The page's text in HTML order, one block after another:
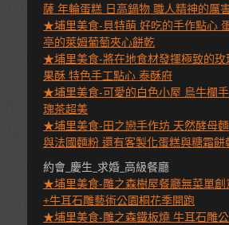
薩 年輪蛋糕 日高鍋物 職人精神的厲
★埔里美食-貝特萌 好吃的手作點心
亭的萊姆葡萄夾心餅乾
★埔里美食-將在地食材發揮極致的玫
果酥 特色手工點心 泰酥府
★埔里美食-可愛的白色小屋 烏牛欄
瑰茶超美
★埔里美食-田之戀手作坊 天然酵母
與法國麵粉 還有客製化蛋糕與糖霜餅
約會_慶生_求婚_高級餐廳
★埔里美食-雕之森樹屋餐廳無菜單創
+牛耳石雕藝術公園桐花季開跑
★埔里美食-雕之森鐵板燒 牛耳石雕